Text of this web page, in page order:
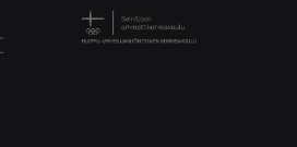
Excellence logo.Logo